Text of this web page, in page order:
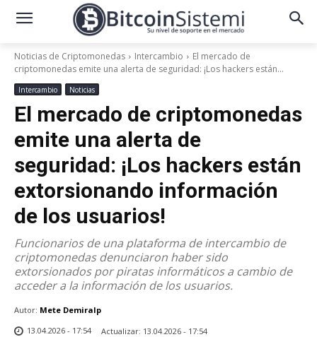
Noticias de Criptomonedas Intercambio
El mercado de
criptomonedas emite una alerta de seguridad: ¡Los hackers están...
Intercambio Noticias
El mercado de criptomonedas
emite una alerta de
seguridad: ¡Los hackers están
extorsionando información
de los usuarios!
Funcionarios de una plataforma de intercambio de
criptomonedas denunciaron haber sido
extorsionados por piratas informáticos a cambio de
acceder a la información de los usuarios.
Autor: Mete Demiralp
13.04.2026 - 17:54
Actualizar: 13.04.2026 - 17:54